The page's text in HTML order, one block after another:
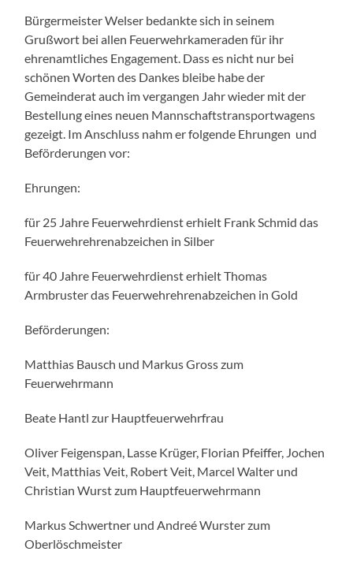
Bürgermeister Welser bedankte sich in seinem
Grußwort bei allen Feuerwehrkameraden für ihr
ehrenamtliches Engagement. Dass es nicht nur bei
schönen Worten des Dankes bleibe habe der
Gemeinderat auch im vergangen Jahr wieder mit der
Bestellung eines neuen Mannschaftstransportwagens
gezeigt. Im Anschluss nahm er folgende Ehrungen und
Beförderungen vor:
Ehrungen:
für 25 Jahre Feuerwehrdienst erhielt Frank Schmid das
Feuerwehrehrenabzeichen in Silber
für 40 Jahre Feuerwehrdienst erhielt Thomas
Armbruster das Feuerwehrehrenabzeichen in Gold
Beförderungen:
Matthias Bausch und Markus Gross zum
Feuerwehrmann
Beate Hantl zur Hauptfeuerwehrfrau
Oliver Feigenspan, Lasse Krüger, Florian Pfeiffer, Jochen
Veit, Matthias Veit, Robert Veit, Marcel Walter und
Christian Wurst zum Hauptfeuerwehrmann
Markus Schwertner und Andreé Wurster zum
Oberlöschmeister